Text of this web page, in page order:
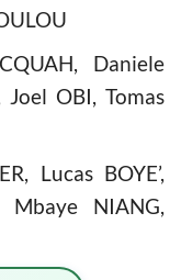
Daniele
Joel OBI, Tomas
Lucas BOYE’,
Mbaye NIANG,